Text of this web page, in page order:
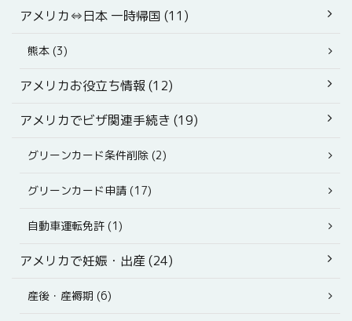
アメリカ⇔日本 一時帰国 (11)
熊本 (3)
アメリカお役立ち情報 (12)
アメリカでビザ関連手続き (19)
グリーンカード条件削除 (2)
グリーンカード申請 (17)
自動車運転免許 (1)
アメリカで妊娠・出産 (24)
産後・産褥期 (6)